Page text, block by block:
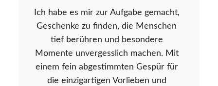
Ich habe es mir zur Aufgabe gemacht,
Geschenke zu finden, die Menschen
tief berühren und besondere
Momente unvergesslich machen. Mit
einem fein abgestimmten Gespür für
die einzigartigen Vorlieben und